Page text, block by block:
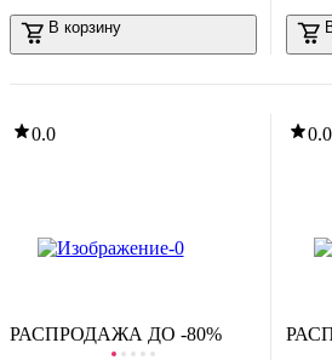
99 Ҕ77,91 Ҕ
игровой набор Geomag
В корзину
0.0
РАСПРОДАЖА ДО -80%
0.0